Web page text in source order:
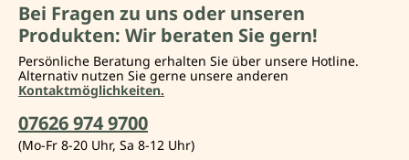
Bei Fragen zu uns oder unseren
Produkten: Wir beraten Sie gern!
Persönliche Beratung erhalten Sie über unsere Hotline.
Alternativ nutzen Sie gerne unsere anderen
Kontaktmöglichkeiten.
07626 974 9700
(Mo-Fr 8-20 Uhr, Sa 8-12 Uhr)